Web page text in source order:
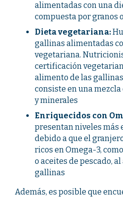
alimentadas con una
compuesta por granos
Dieta vegetariana:
gallinas alimentadas
vegetariana.
certificación
alimento de las
consiste en una
y minerales
Enriquecidos con
presentan niveles más
debido a que el
ricos en Omega-3,
o aceites de pescado,
gallinas
Además, es posible que